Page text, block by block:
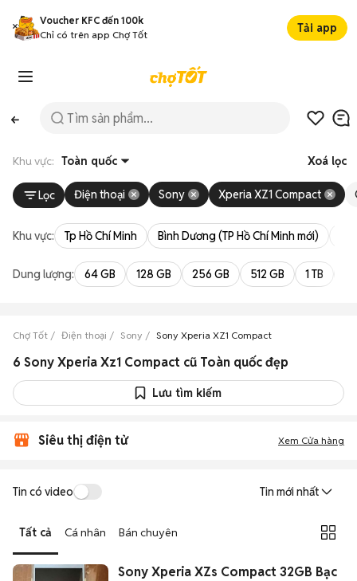
Voucher KFC đến 100k
Chỉ có trên app Chợ Tốt
Tải app
Khu vực: Toàn quốc Xoá lọc
Lọc Điện thoại Sony Xperia XZ1 Compact
Khu vực: Tp Hồ Chí Minh Bình Dương (TP Hồ Chí Minh mới)
Dung lượng: 64 GB 128 GB 256 GB 512 GB 1 TB
Chợ Tốt Điện thoại Sony Sony Xperia XZ1 Compact
6 Sony Xperia Xz1 Compact cũ Toàn quốc đẹp
Lưu tìm kiếm
Siêu thị điện tử Xem Cửa hàng
Tin có video Tin mới nhất
Tất cả Cá nhân Bán chuyên
Sony Xperia XZs Compact 32GB Bạc